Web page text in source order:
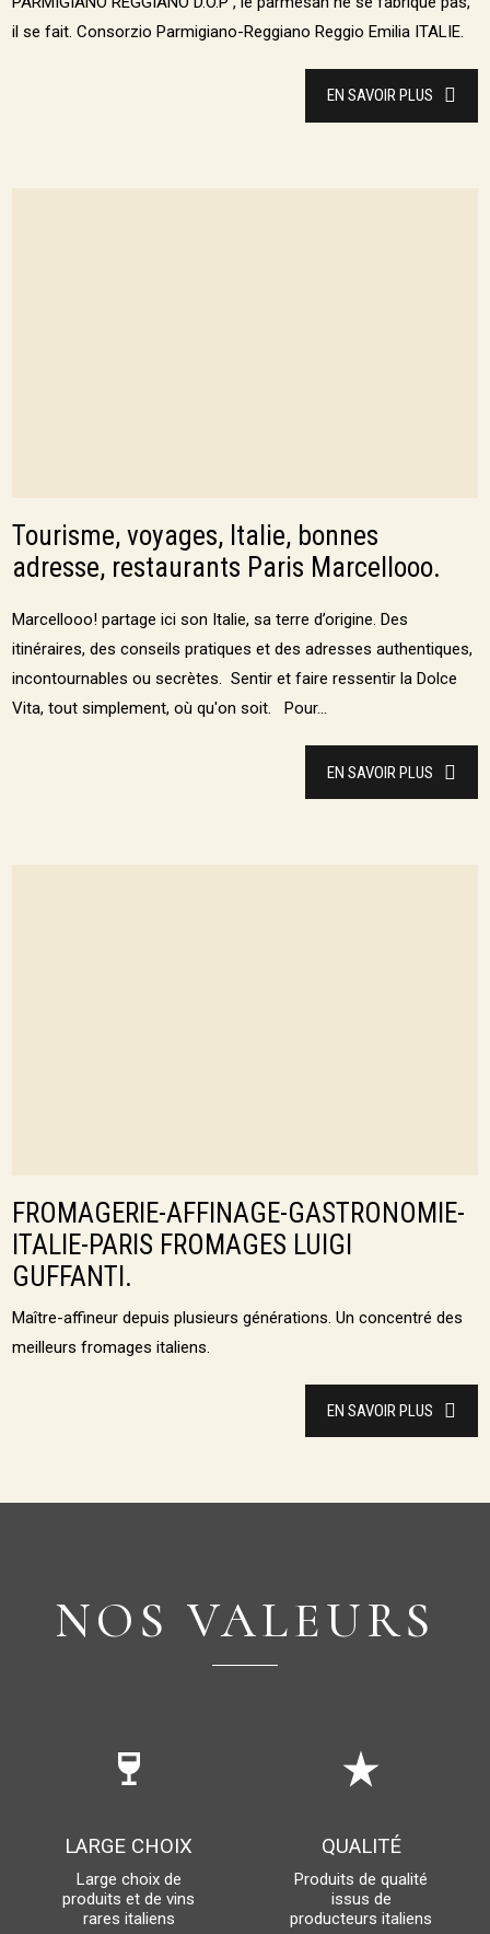
il se fait. Consorzio Parmigiano-Reggiano Reggio Emilia ITALIE.
EN SAVOIR PLUS
Tourisme, voyages, Italie, bonnes
adresse, restaurants Paris Marcellooo.
Marcellooo! partage ici son Italie, sa terre d’origine. Des
itinéraires, des conseils pratiques et des adresses authentiques,
incontournables ou secrètes. Sentir et faire ressentir la Dolce
Vita, tout simplement, où qu'on soit. Pour...
EN SAVOIR PLUS
FROMAGERIE-AFFINAGE-GASTRONOMIE-
ITALIE-PARIS FROMAGES LUIGI
GUFFANTI.
Maître-affineur depuis plusieurs générations. Un concentré des
meilleurs fromages italiens.
EN SAVOIR PLUS
NOS VALEURS
wine_bar
LARGE CHOIX
Large choix de
produits et de vins
rares italiens
star_rate
QUALITÉ
Produits de qualité
issus de
producteurs italiens